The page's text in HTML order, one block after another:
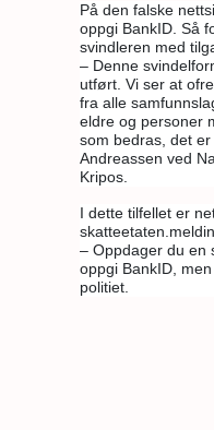
På den falske
oppgi BankID. Så
svindleren med
– Denne
utført. Vi ser at
fra alle
eldre og personer
som bedras, det
Andreassen ved
Kripos.
I dette tilfellet er
– Oppdager du en
oppgi BankID,
politiet.